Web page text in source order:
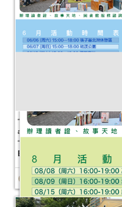
“Onde a cultura floresce, a felicidade
acontece” – Serviços externos
“Biblioteca Itinerante”
Event Date： 2026-05-09